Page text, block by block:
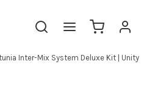
Inter-Mix System Deluxe Kit | Unity